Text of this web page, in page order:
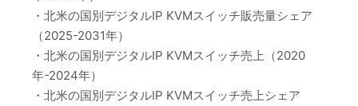
・北米の国別デジタルIP KVMスイッチ販売量シェア
（2025-2031年）
・北米の国別デジタルIP KVMスイッチ売上（2020
年-2024年）
・北米の国別デジタルIP KVMスイッチ売上シェア